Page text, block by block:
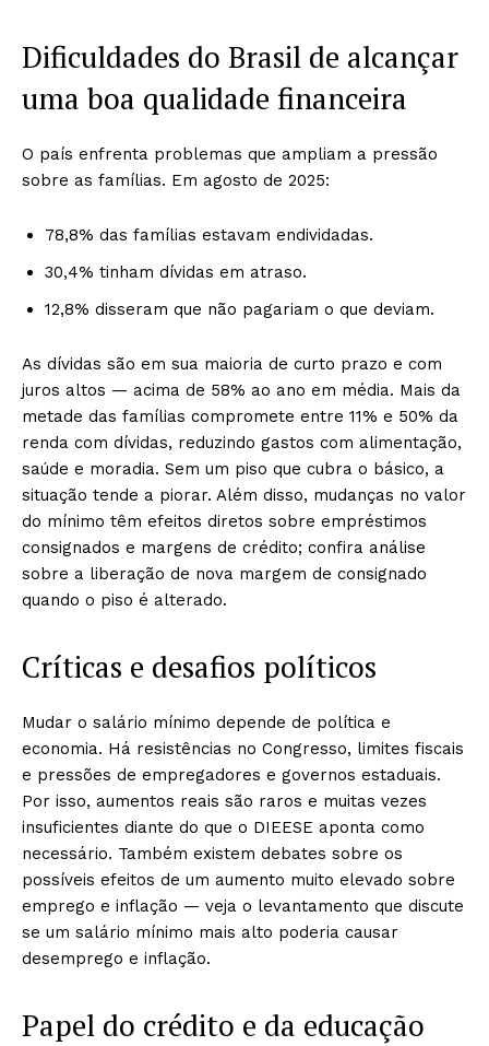
Dificuldades do Brasil de alcançar
uma boa qualidade financeira
O país enfrenta problemas que ampliam a pressão
sobre as famílias. Em agosto de 2025:
78,8% das famílias estavam endividadas.
30,4% tinham dívidas em atraso.
12,8% disseram que não pagariam o que deviam.
As dívidas são em sua maioria de curto prazo e com
juros altos — acima de 58% ao ano em média. Mais da
metade das famílias compromete entre 11% e 50% da
renda com dívidas, reduzindo gastos com alimentação,
saúde e moradia. Sem um piso que cubra o básico, a
situação tende a piorar. Além disso, mudanças no valor
do mínimo têm efeitos diretos sobre empréstimos
consignados e margens de crédito; confira análise
sobre a liberação de nova margem de consignado
quando o piso é alterado.
Críticas e desafios políticos
Mudar o salário mínimo depende de política e
economia. Há resistências no Congresso, limites fiscais
e pressões de empregadores e governos estaduais.
Por isso, aumentos reais são raros e muitas vezes
insuficientes diante do que o DIEESE aponta como
necessário. Também existem debates sobre os
possíveis efeitos de um aumento muito elevado sobre
emprego e inflação — veja o levantamento que discute
se um salário mínimo mais alto poderia causar
desemprego e inflação.
Papel do crédito e da educação